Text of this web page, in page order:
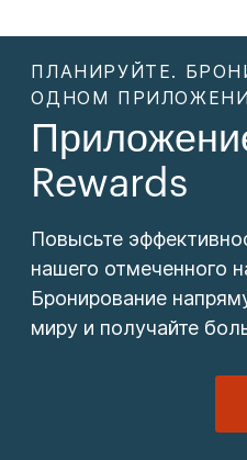
ПЛАНИРУЙТЕ.
ОДНОМ
Rewards
Повысьте
нашего отмеченного
Бронирование
миру и получайте